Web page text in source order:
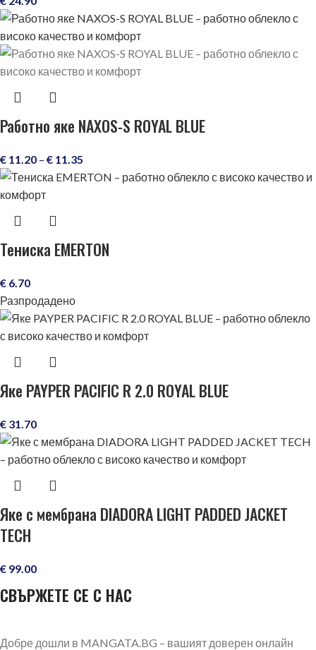
Работно яке NAXOS-S ROYAL BLUE
€ 11.20 – € 11.35
Тениска EMERTON
€ 6.70
Разпродадено
Яке PAYPER PACIFIC R 2.0 ROYAL BLUE
€ 31.70
Яке с мембрана DIADORA LIGHT PADDED JACKET
TECH
€ 99.00
СВЪРЖЕТЕ СЕ С НАС
Добре дошли в MANGATA.BG – вашият доверен онлайн